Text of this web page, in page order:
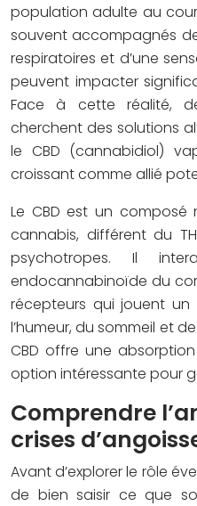
population adulte au
souvent accompagnés
respiratoires et d’une
peuvent impacter
Face à cette réalité,
cherchent des solutions
le CBD (cannabidiol)
croissant comme allié
Le CBD est un
cannabis, différent du
psychotropes. Il
endocannabinoïde du
récepteurs qui jouent
l’humeur, du sommeil et
CBD offre une
option intéressante pour
Comprendre
crises
Avant d’explorer le rôle
de bien saisir ce que